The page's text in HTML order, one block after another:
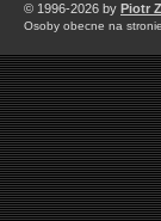
© 1996-2026 by Piotr
Osoby obecne na